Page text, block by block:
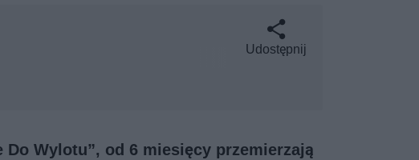
Udostępnij
Do Wylotu”, od 6 miesięcy przemierzają